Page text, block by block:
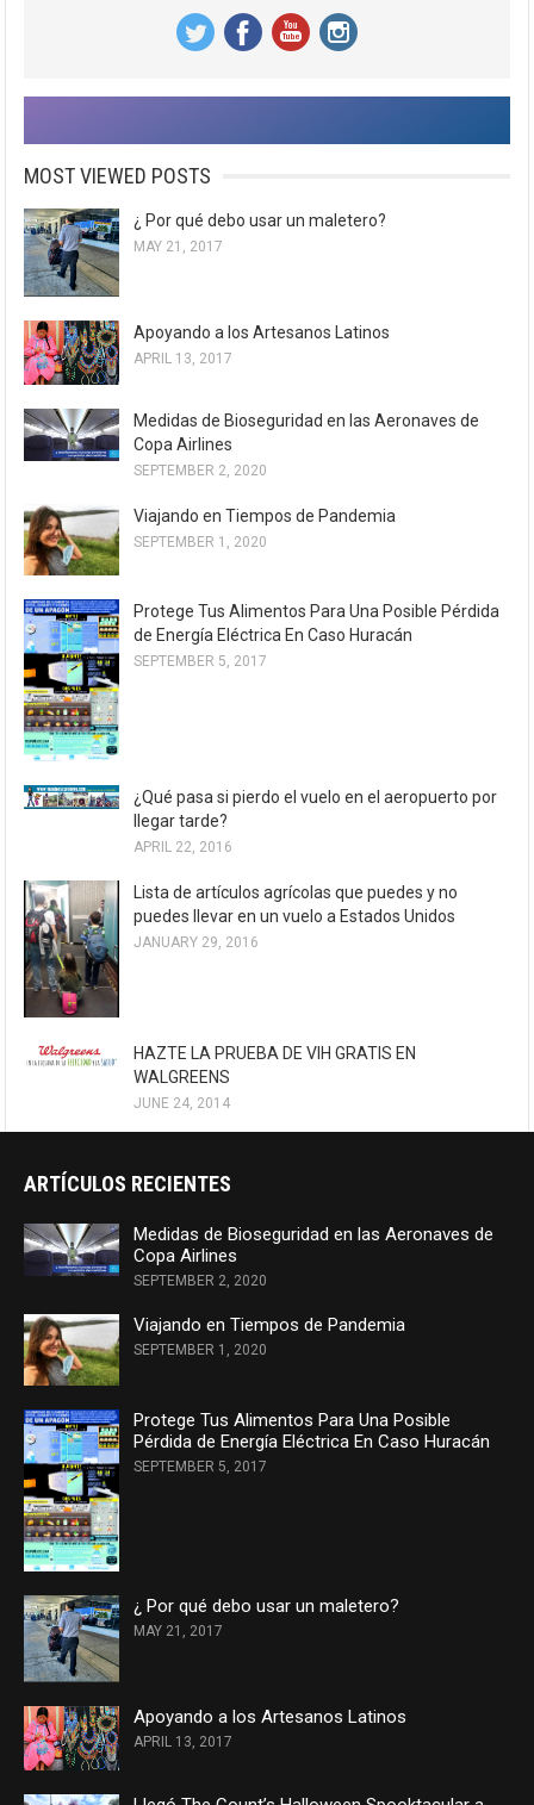
MOST VIEWED POSTS
¿ Por qué debo usar un maletero?
MAY 21, 2017
Apoyando a los Artesanos Latinos
APRIL 13, 2017
Medidas de Bioseguridad en las Aeronaves de
Copa Airlines
SEPTEMBER 2, 2020
Viajando en Tiempos de Pandemia
SEPTEMBER 1, 2020
Protege Tus Alimentos Para Una Posible Pérdida
de Energía Eléctrica En Caso Huracán
SEPTEMBER 5, 2017
¿Qué pasa si pierdo el vuelo en el aeropuerto por
llegar tarde?
APRIL 22, 2016
Lista de artículos agrícolas que puedes y no
puedes llevar en un vuelo a Estados Unidos
JANUARY 29, 2016
HAZTE LA PRUEBA DE VIH GRATIS EN
WALGREENS
JUNE 24, 2014
ARTÍCULOS RECIENTES
Medidas de Bioseguridad en las Aeronaves de
Copa Airlines
SEPTEMBER 2, 2020
Viajando en Tiempos de Pandemia
SEPTEMBER 1, 2020
Protege Tus Alimentos Para Una Posible
Pérdida de Energía Eléctrica En Caso Huracán
SEPTEMBER 5, 2017
¿ Por qué debo usar un maletero?
MAY 21, 2017
Apoyando a los Artesanos Latinos
APRIL 13, 2017